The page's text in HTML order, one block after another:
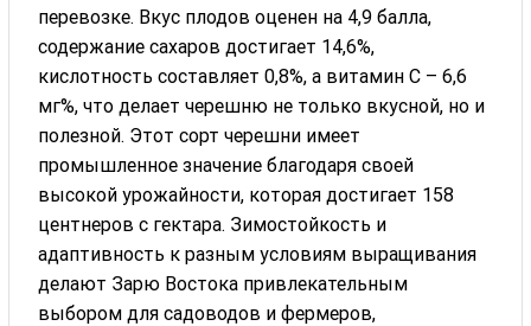
перевозке. Вкус плодов оценен на 4,9 балла,
содержание сахаров достигает 14,6%,
кислотность составляет 0,8%, а витамин С – 6,6
мг%, что делает черешню не только вкусной, но и
полезной. Этот сорт черешни имеет
промышленное значение благодаря своей
высокой урожайности, которая достигает 158
центнеров с гектара. Зимостойкость и
адаптивность к разным условиям выращивания
делают Зарю Востока привлекательным
выбором для садоводов и фермеров,